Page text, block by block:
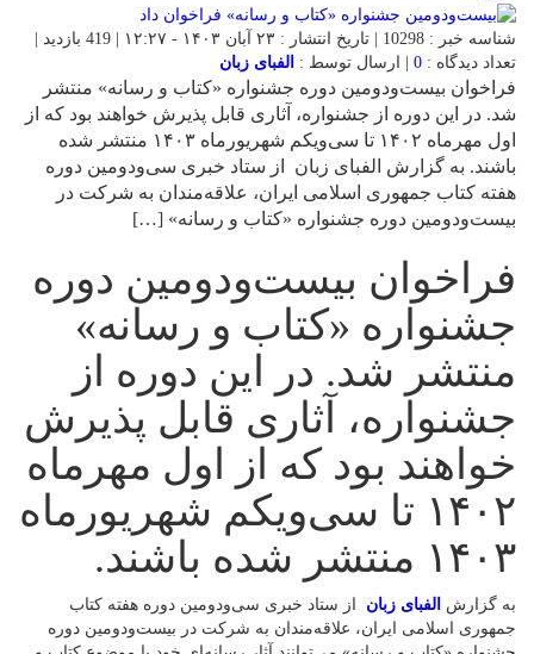
شناسه خبر : 10298 | تاریخ انتشار : ۲۳ آبان ۱۴۰۳ - ۱۲:۲۷ | 419 بازدید |
تعداد دیدگاه : 0 | ارسال توسط : الفبای زبان
فراخوان بیست‌ودومین دوره جشنواره «کتاب و رسانه» منتشر
شد. در این دوره از جشنواره، آثاری قابل‌ پذیرش خواهند بود که از
اول مهرماه ۱۴۰۲ تا سی‌ویکم شهریورماه ۱۴۰۳ منتشر شده
باشند. به گزارش الفبای زبان از ستاد خبری سی‌ودومین دوره
هفته کتاب جمهوری اسلامی ایران، علاقه‌مندان به شرکت در
بیست‌ودومین دوره جشنواره «کتاب و رسانه» […]
فراخوان بیست‌ودومین دوره
جشنواره «کتاب و رسانه»
منتشر شد. در این دوره از
جشنواره، آثاری قابل‌ پذیرش
خواهند بود که از اول مهرماه
۱۴۰۲ تا سی‌ویکم شهریورماه
۱۴۰۳ منتشر شده باشند.
به گزارش الفبای زبان
از ستاد خبری سی‌ودومین دوره هفته کتاب
جمهوری اسلامی ایران، علاقه‌مندان به شرکت در بیست‌ودومین دوره